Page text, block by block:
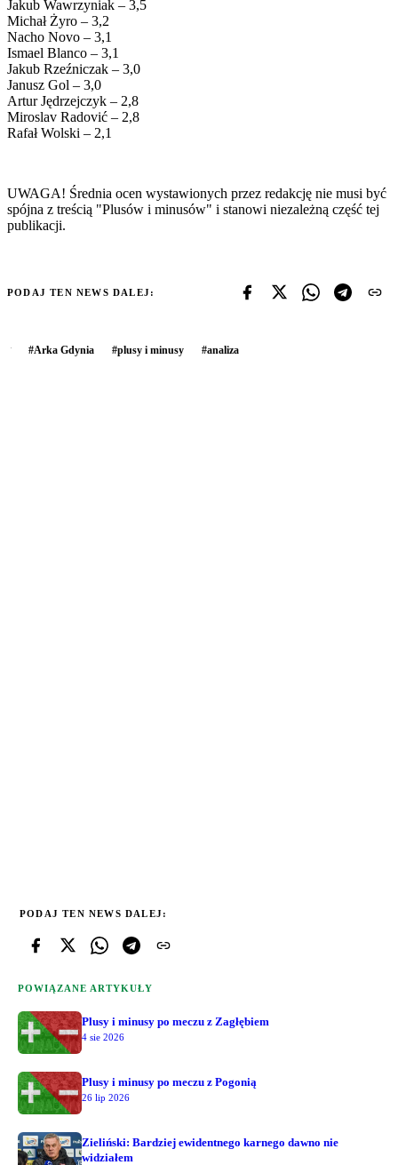
Jakub Wawrzyniak – 3,5
Michał Żyro – 3,2
Nacho Novo – 3,1
Ismael Blanco – 3,1
Jakub Rzeźniczak – 3,0
Janusz Gol – 3,0
Artur Jędrzejczyk – 2,8
Miroslav Radović – 2,8
Rafał Wolski – 2,1
UWAGA! Średnia ocen wystawionych przez redakcję nie musi być
spójna z treścią "Plusów i minusów" i stanowi niezależną część tej
publikacji.
PODAJ TEN NEWS DALEJ:
#Arka Gdynia #plusy i minusy #analiza
PODAJ TEN NEWS DALEJ:
POWIĄZANE ARTYKUŁY
Plusy i minusy po meczu z Zagłębiem
4 sie 2026
Plusy i minusy po meczu z Pogonią
26 lip 2026
Zieliński: Bardziej ewidentnego karnego dawno nie
widziałem